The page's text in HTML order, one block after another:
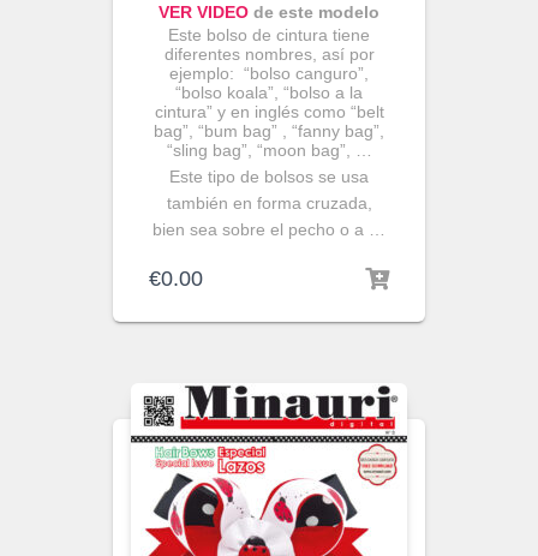
VER VIDEO de este modelo
Este bolso de cintura tiene
diferentes nombres, así por
ejemplo: “bolso canguro”,
“bolso koala”, “bolso a la
cintura” y en inglés como “belt
bag”, “bum bag” , “fanny bag”,
“sling bag”, “moon bag”, …
Este tipo de bolsos se usa
también en forma cruzada,
bien sea sobre el pecho o a …
€0.00